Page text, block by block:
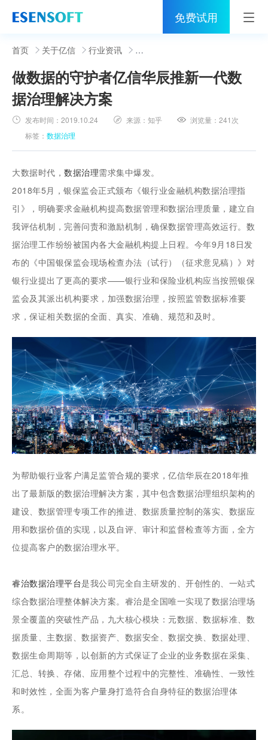
免费试用
首页
睿治
解决方案
伙伴
社区
关于亿信
400-0011-866
首页 关于亿信 行业资讯
做数据的守护者亿信华辰推新一代数
据治理解决方案
发布时间：2019.10.24 来源：知乎 浏览量：241次
标签：数据治理
大数据时代，数据治理需求集中爆发。
2018年5月，银保监会正式颁布《银行业金融机构数据治理指
引》，明确要求金融机构提高数据管理和数据治理质量，建立自
我评估机制，完善问责和激励机制，确保数据管理高效运行。数
据治理工作纷纷被国内各大金融机构提上日程。今年9月18日发
布的《中国银保监会现场检查办法（试行）（征求意见稿）》对
银行业提出了更高的要求——银行业和保险业机构应当按照银保
监会及其派出机构要求，加强数据治理，按照监管数据标准要
求，保证相关数据的全面、真实、准确、规范和及时。
为帮助银行业客户满足监管合规的要求，亿信华辰在2018年推
出了最新版的数据治理解决方案，其中包含数据治理组织架构的
建设、数据管理专项工作的推进、数据质量控制的落实、数据应
用和数据价值的实现，以及自评、审计和监督检查等方面，全方
位提高客户的数据治理水平。
睿治数据治理平台是我公司完全自主研发的、开创性的、一站式
综合数据治理整体解决方案。睿治是全国唯一实现了数据治理场
景全覆盖的突破性产品，九大核心模块：元数据、数据标准、数
据质量、主数据、数据资产、数据安全、数据交换、数据处理、
数据生命周期等，以创新的方式保证了企业的业务数据在采集、
汇总、转换、存储、应用整个过程中的完整性、准确性、一致性
和时效性，全面为客户量身打造符合自身特征的数据治理体
系。